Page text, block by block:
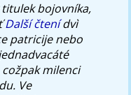
bojovníka,
Další čtenídvì
patricije nebo
milenci
Ve